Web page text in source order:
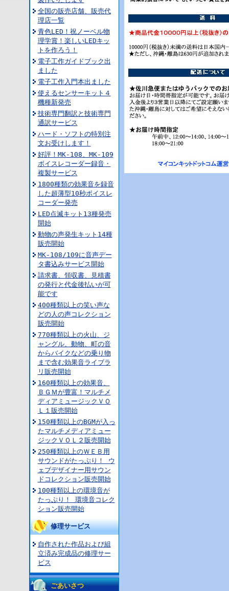
全国の販売店舗、販売代
理店一覧
青色LED！祝ノーベル物
理学賞！楽しいLEDキッ
トを作ろう！
電子工作ガイドブック出
ました
電子工作入門本出ました
使えるセンサーキット４
機種新発売
技術専門翻訳と技術専門
通訳サービス
ハード・ソフトの特別注
文お受けします！
好評！MK-108、MK-109
ボイスレコーダー録音・
複製サービス
1800種類の効果音を録音
した超薄型10秒ボイスレ
コーダー発売
LED点滅キット13種発売
開始
動物の声発生キット14種
販売開始
MK-108/109に音声デー
タ書込みサービス開始
請求書、領収書、見積書
の発行と代金後払いが可
能です
400種類以上の笑い声な
どの人の声コレクション
販売開始
770種類以上の火山、ジ
ャングル、動物、町の音
からバイクなどの乗り物
まで含む効果音ライブラ
リ販売開始
160種類以上の効果音、
ＢＧＭが豊富！マルチメ
ディアミュージックＶＯ
Ｌ１販売開始
150種類以上のBGMが入っ
たマルチメディアミュー
ジックＶＯＬ２販売開始
250種類以上のＷＥＢ用
サウンドがたっぷり！ ウ
ェブデザイナー用サウン
ドコレクション販売開始
100種類以上の環境音が
たっぷり！ 環境音コレク
ション販売開始
修理サービス
自作された作品および組
立済み完成品の修理サー
ビス
ごあいさつ